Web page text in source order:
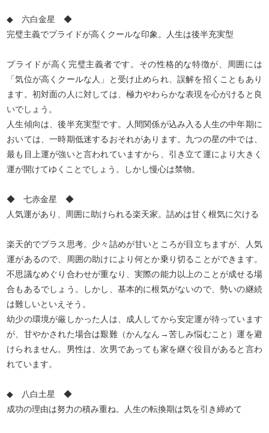
◆ 六白金星 ◆
完璧主義でプライドが高くクールな印象。人生は後半充実型
プライドが高く完璧主義者です。その性格的な特徴が、周囲には
「気位が高くクールな人」と受け止められ、誤解を招くこともあり
ます。初対面の人に対しては、極力やわらかな表現を心がけると良
いでしょう。
人生傾向は、後半充実型です。人間関係が込み入る人生の中年期に
おいては、一時期低迷するおそれがあります。九つの星の中では、
最も目上運が強いと言われていますから、引き立て運により大きく
運が開けてゆくことでしょう。しかし慢心は禁物。
◆ 七赤金星 ◆
人気運があり、周囲に助けられる楽天家。詰めは甘く根気に欠ける
楽天的でプラス思考。少々詰めが甘いところが目立ちますが、人気
運があるので、周囲の助けにより何とか乗り切ることができます。
不思議なめぐり合わせが重なり、実際の能力以上のことが成せる場
合もあるでしょう。しかし、基本的に根気がないので、勢いの継続
は難しいといえそう。
幼少の環境が厳しかった人は、成人してから安定運が待っています
が、甘やかされた場合は艱難（かんなん→苦しみ悩むこと）運を避
けられません。男性は、次男であっても家を継ぐ役目があると言わ
れています。
◆ 八白土星 ◆
成功の理由は努力の積み重ね。人生の転換期は気を引き締めて